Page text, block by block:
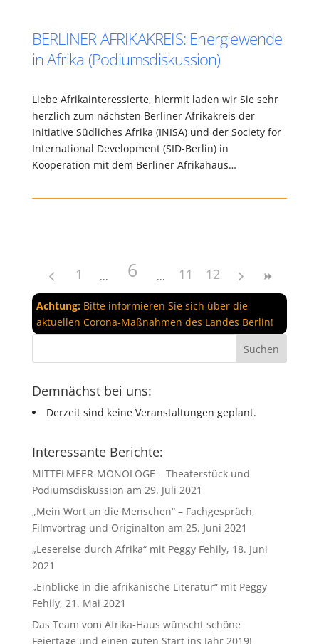
BERLINER AFRIKAKREIS: Energiewende
in Afrika (Podiumsdiskussion)
Liebe Afrikainteressierte, hiermit laden wir Sie sehr
herzlich zum nächsten Berliner Afrikakreis der
Initiative Südliches Afrika (INISA) und der Society for
International Development (SID-Berlin) in
Kooperation mit dem Berliner Afrikahaus…
1 6 11 12
Achtung:Bitte informieren Sie sich über die
aktuellen Corona-Maßnahmen des Landes Berlin!
Demnächst bei uns:
Derzeit sind keine Veranstaltungen geplant.
Interessante Berichte:
MITTELMEER-MONOLOGE – Theaterstück und
Podiumsdiskussion am 29. Juli 2021
„Mein Wort an die Menschen“ – Fachgespräch,
Filmvortrag und Originalton am 25. Juni 2021
„Lesereise durch Afrika“ mit Peggy Fehily, 18. Juni
2021
„Einblicke in die afrikanische Literatur“ mit Peggy
Fehily, 21. Mai 2021
Das Team vom Afrika-Haus wünscht schöne
Feiertage und einen guten Start ins Jahr 2019!